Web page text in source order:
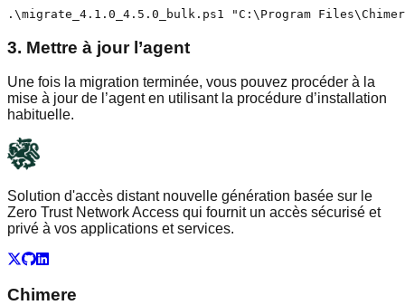
.\migrate_4.1.0_4.5.0_bulk.ps1 "C:\Program
3. Mettre à jour l’agent
Une fois la migration terminée, vous pouvez procéder à la
mise à jour de l’agent en utilisant la procédure d’installation
habituelle.
Solution d'accès distant nouvelle génération basée sur le
Zero Trust Network Access qui fournit un accès sécurisé et
privé à vos applications et services.
X GitHub
LinkedIn
Chimere